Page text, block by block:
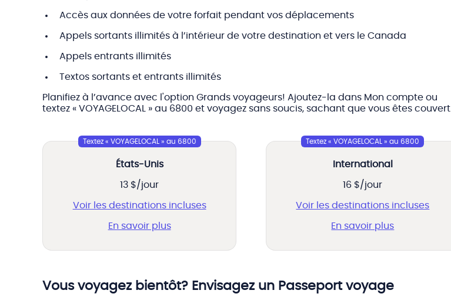
Accès aux données de votre forfait pendant vos déplacements
Appels sortants illimités à l’intérieur de votre destination et vers le Canada
Appels entrants illimités
Textos sortants et entrants illimités
Planifiez à l’avance avec l'option Grands voyageurs! Ajoutez-la dans Mon compte ou
textez « VOYAGELOCAL » au 6800 et voyagez sans soucis, sachant que vous êtes couvert.
Textez « VOYAGELOCAL » au 6800
États-Unis
13 $/jour
Voir les destinations incluses
En savoir plus
Textez « VOYAGELOCAL » au 6800
International
16 $/jour
Voir les destinations incluses
En savoir plus
Vous voyagez bientôt? Envisagez un Passeport voyage